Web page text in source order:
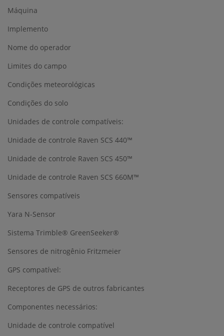
Máquina
Implemento
Nome do operador
Limites do campo
Condições meteorológicas
Condições do solo
Unidades de controle compatíveis:
Unidade de controle Raven SCS 440™
Unidade de controle Raven SCS 450™
Unidade de controle Raven SCS 660M™
Sensores compatíveis
Yara N-Sensor
Sistema Trimble® GreenSeeker®
Sensores de nitrogênio Fritzmeier
GPS compatível:
Receptores de GPS de outros fabricantes
Componentes necessários:
Unidade de controle compatível